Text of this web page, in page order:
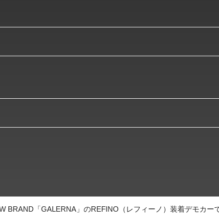
BRAND「GALERNA」のREFINO（レフィーノ）装着デモカー